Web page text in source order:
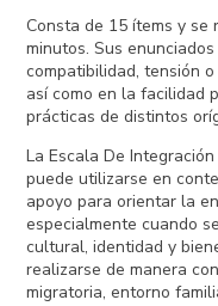
Consta de 15 ítems y se
minutos. Sus
compatibilidad, tensión
así como en la facilidad
prácticas de distintos
La Escala De
puede utilizarse en
apoyo para orientar la
especialmente cuando
cultural, identidad y
realizarse de manera
migratoria, entorno